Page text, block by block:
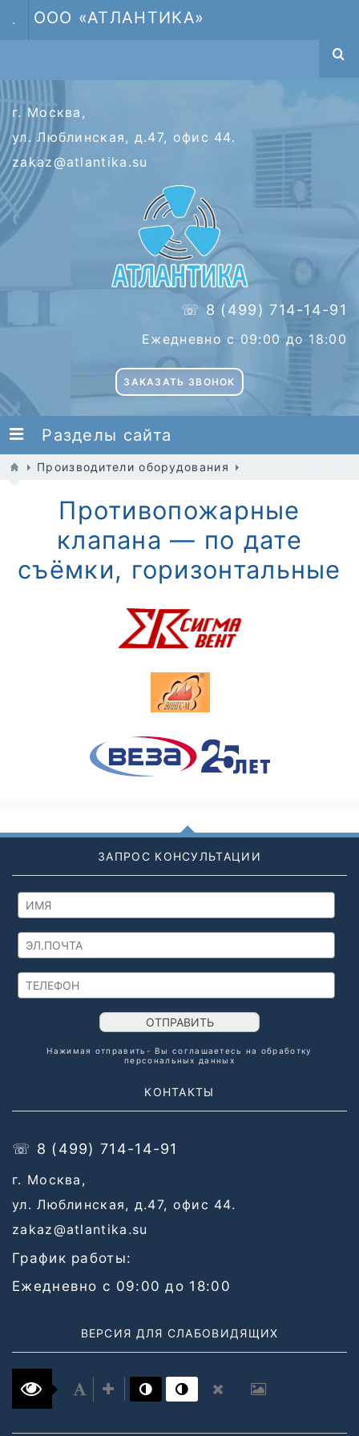
. ООО «АТЛАНТИКА»
г. Москва,
ул. Люблинская, д.47, офис 44.
zakaz@atlantika.su
☏ 8 (499) 714-14-91
Ежедневно с 09:00 до 18:00
ЗАКАЗАТЬ ЗВОНОК
Разделы сайта
Производители оборудования
Противопожарные
клапана — по дате
съёмки, горизонтальные
ЗАПРОС КОНСУЛЬТАЦИИ
ОТПРАВИТЬ
Нажимая отправить- Вы соглашаетесь на обработку
персональных данных
КОНТАКТЫ
☏ 8 (499) 714-14-91
г. Москва,
ул. Люблинская, д.47, офис 44.
zakaz@atlantika.su
График работы:
Ежедневно с 09:00 до 18:00
ВЕРСИЯ ДЛЯ СЛАБОВИДЯЩИХ